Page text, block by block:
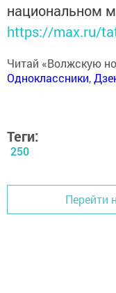
национальном
https://max.ru/
Читай «Волжскую
Одноклассники,
Теги:
250
Перейти